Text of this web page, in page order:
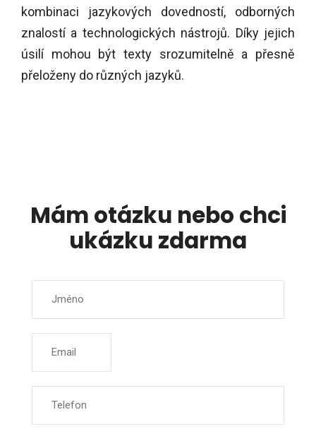
kombinaci jazykových dovedností, odborných
znalostí a technologických nástrojů. Díky jejich
úsilí mohou být texty srozumitelně a přesně
přeloženy do různých jazyků.
Mám otázku nebo chci
ukázku zdarma